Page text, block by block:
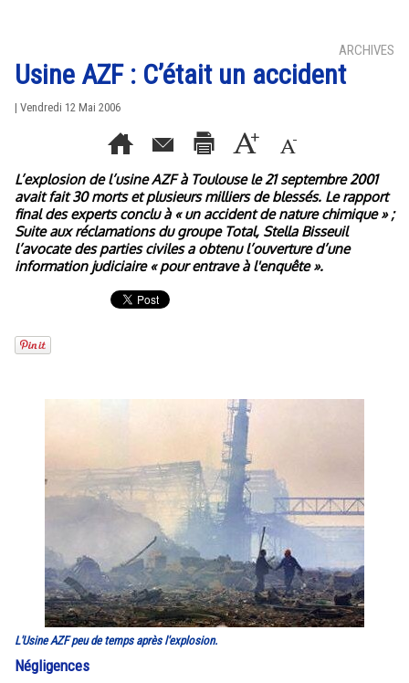
ARCHIVES
Usine AZF : C’était un accident
| Vendredi 12 Mai 2006
L’explosion de l’usine AZF à Toulouse le 21 septembre 2001
avait fait 30 morts et plusieurs milliers de blessés. Le rapport
final des experts conclu à « un accident de nature chimique » ;
Suite aux réclamations du groupe Total, Stella Bisseuil
l’avocate des parties civiles a obtenu l’ouverture d’une
information judiciaire « pour entrave à l'enquête ».
L'Usine AZF peu de temps après l'explosion.
Négligences